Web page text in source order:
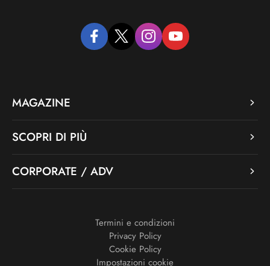
facebooktwitter instagramyoutube
MAGAZINE
SCOPRI DI PIÙ
CORPORATE / ADV
Termini e condizioni
Privacy Policy
Cookie Policy
Impostazioni cookie